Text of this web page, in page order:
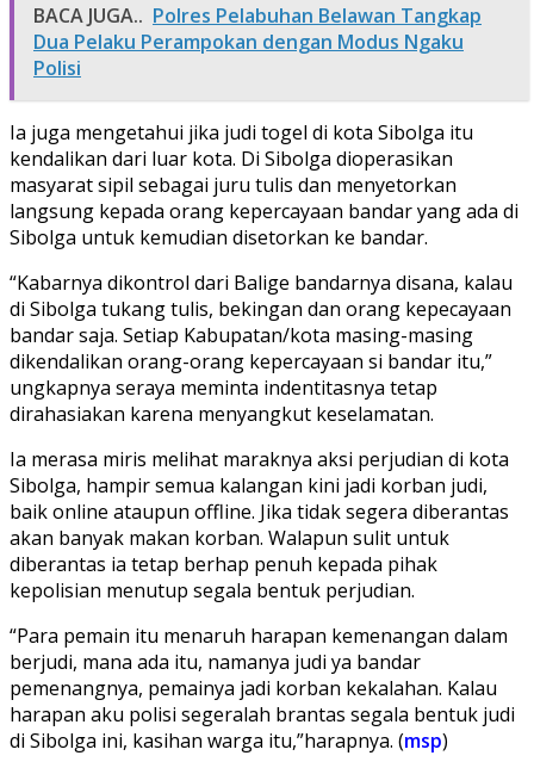
BACA JUGA.. Polres Pelabuhan Belawan Tangkap
Dua Pelaku Perampokan dengan Modus Ngaku
Polisi
Ia juga mengetahui jika judi togel di kota Sibolga itu
kendalikan dari luar kota. Di Sibolga dioperasikan
masyarat sipil sebagai juru tulis dan menyetorkan
langsung kepada orang kepercayaan bandar yang ada di
Sibolga untuk kemudian disetorkan ke bandar.
“Kabarnya dikontrol dari Balige bandarnya disana, kalau
di Sibolga tukang tulis, bekingan dan orang kepecayaan
bandar saja. Setiap Kabupatan/kota masing-masing
dikendalikan orang-orang kepercayaan si bandar itu,”
ungkapnya seraya meminta indentitasnya tetap
dirahasiakan karena menyangkut keselamatan.
Ia merasa miris melihat maraknya aksi perjudian di kota
Sibolga, hampir semua kalangan kini jadi korban judi,
baik online ataupun offline. Jika tidak segera diberantas
akan banyak makan korban. Walapun sulit untuk
diberantas ia tetap berhap penuh kepada pihak
kepolisian menutup segala bentuk perjudian.
“Para pemain itu menaruh harapan kemenangan dalam
berjudi, mana ada itu, namanya judi ya bandar
pemenangnya, pemainya jadi korban kekalahan. Kalau
harapan aku polisi segeralah brantas segala bentuk judi
di Sibolga ini, kasihan warga itu,”harapnya. (msp)